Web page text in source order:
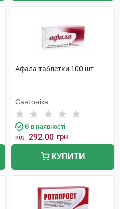
Афала таблетки 100 шт
Сантоніка
Є в наявності
від 292.00 грн
КУПИТИ